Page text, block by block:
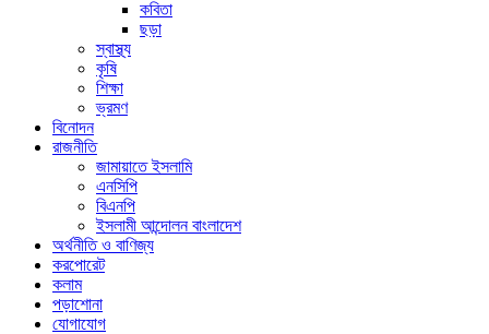
কবিতা
ছড়া
স্বাস্থ্য
কৃষি
শিক্ষা
ভ্রমণ
বিনোদন
রাজনীতি
জামায়াতে ইসলামি
এনসিপি
বিএনপি
ইসলামী আন্দোলন বাংলাদেশ
অর্থনীতি ও বাণিজ্য
করপোরেট
কলাম
পড়াশোনা
যোগাযোগ